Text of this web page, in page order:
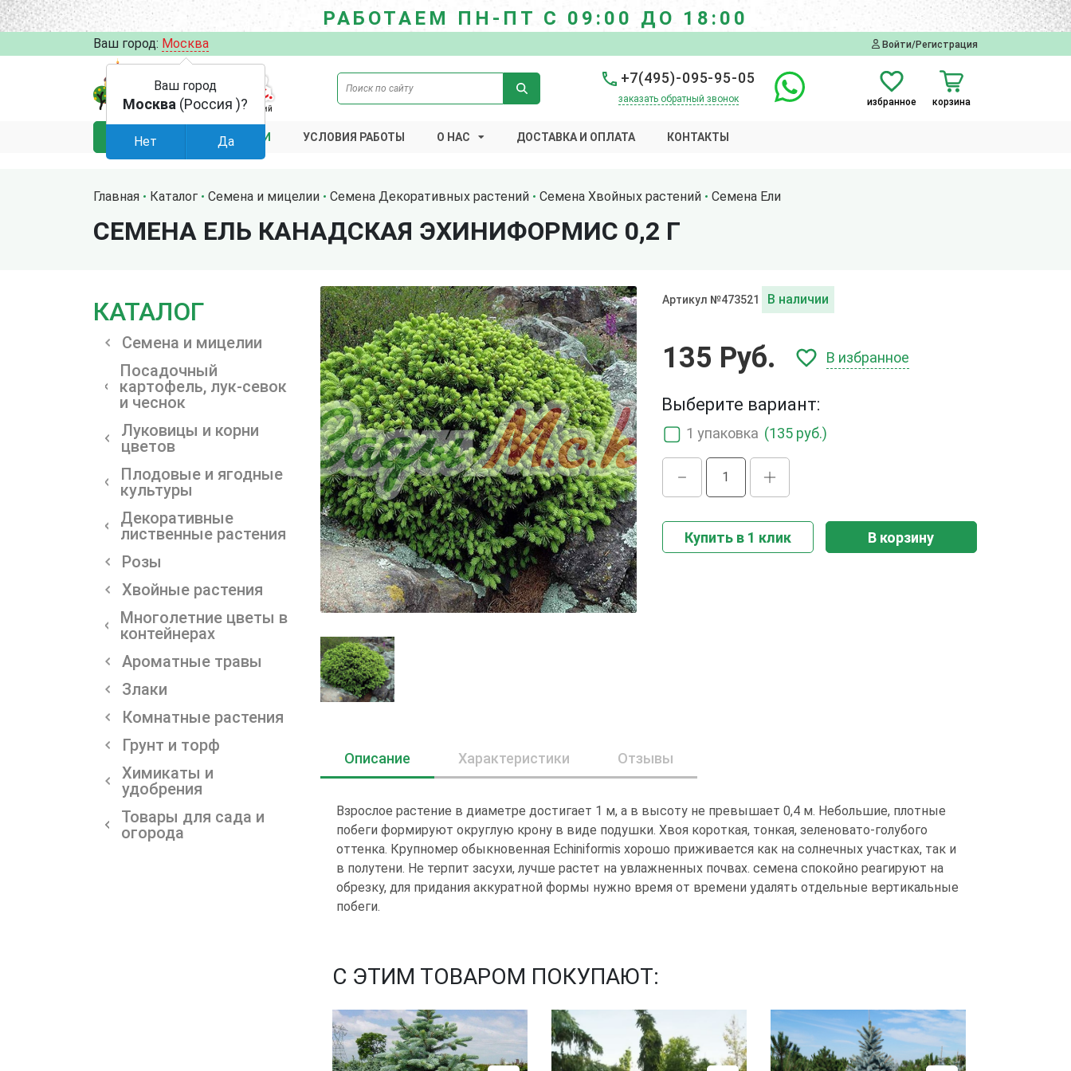
РАБОТАЕМ ПН-ПТ С 09:00 ДО 18:00
Ваш город: Москва Войти/Регистрация
+7(495)-095-95-05
заказать обратный звонок избранное корзина
КАТАЛОГ АКЦИИ УСЛОВИЯ РАБОТЫ О НАС ДОСТАВКА И ОПЛАТА КОНТАКТЫ
Главная Каталог Семена и мицелии Семена Декоративных растений Семена Хвойных растений Семена Ели
СЕМЕНА ЕЛЬ КАНАДСКАЯ ЭХИНИФОРМИС 0,2 Г
КАТАЛОГ
Семена и мицелии
Посадочный
картофель, лук-севок
и чеснок
Луковицы и корни
цветов
Плодовые и ягодные
культуры
Декоративные
лиственные растения
Розы
Хвойные растения
Многолетние цветы в
контейнерах
Ароматные травы
Злаки
Комнатные растения
Грунт и торф
Химикаты и
удобрения
Товары для сада и
огорода
Артикул №473521 В наличии
135 Руб. В избранное
Выберите вариант:
1 упаковка (135 руб.)
Купить в 1 клик В корзину
Описание Характеристики Отзывы
Взрослое растение в диаметре достигает 1 м, а в высоту не превышает 0,4 м. Небольшие, плотные
побеги формируют округлую крону в виде подушки. Хвоя короткая, тонкая, зеленовато-голубого
оттенка. Крупномер обыкновенная Echiniformis хорошо приживается как на солнечных участках, так и
в полутени. Не терпит засухи, лучше растет на увлажненных почвах. семена спокойно реагируют на
обрезку, для придания аккуратной формы нужно время от времени удалять отдельные вертикальные
побеги.
С ЭТИМ ТОВАРОМ ПОКУПАЮТ:
Ваш город
Москва (Россия )?
Нет Да